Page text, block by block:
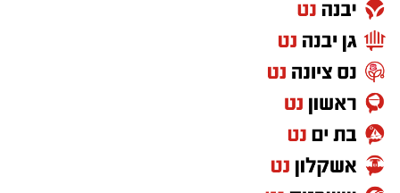
השמיים ולתת לעיניים להתרגל לחושך. מטר
הפרסאידים הוא הזדמנות נפלאה לצאת מהשגרה,
להגיע אל הגנים הלאומיים ושמורות הטבע בשעות
הנעימות של הקיץ ולגלות את היופי שמחכה לנו
דווקא כשהשמש שוקעת. אנחנו מזמינים את
הציבור להנות משקיעה מדברית קסומה, מהשקט
שמביא איתו הלילה וממופע הכוכבים הגדול, אך גם
לזכור לשמור על הטבע שסביבנו: לנסוע רק